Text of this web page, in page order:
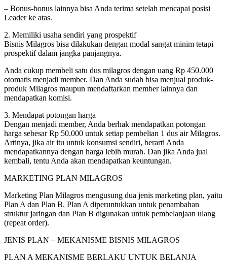
– Bonus-bonus lainnya bisa Anda terima setelah mencapai posisi
Leader ke atas.
2. Memiliki usaha sendiri yang prospektif
Bisnis Milagros bisa dilakukan dengan modal sangat minim tetapi
prospektif dalam jangka panjangnya.
Anda cukup membeli satu dus milagros dengan uang Rp 450.000
otomatis menjadi member. Dan Anda sudah bisa menjual produk-
produk Milagros maupun mendaftarkan member lainnya dan
mendapatkan komisi.
3. Mendapat potongan harga
Dengan menjadi member, Anda berhak mendapatkan potongan
harga sebesar Rp 50.000 untuk setiap pembelian 1 dus air Milagros.
Artinya, jika air itu untuk konsumsi sendiri, berarti Anda
mendapatkannya dengan harga lebih murah. Dan jika Anda jual
kembali, tentu Anda akan mendapatkan keuntungan.
MARKETING PLAN MILAGROS
Marketing Plan Milagros mengusung dua jenis marketing plan, yaitu
Plan A dan Plan B. Plan A diperuntukkan untuk penambahan
struktur jaringan dan Plan B digunakan untuk pembelanjaan ulang
(repeat order).
JENIS PLAN – MEKANISME BISNIS MILAGROS
PLAN A MEKANISME BERLAKU UNTUK BELANJA